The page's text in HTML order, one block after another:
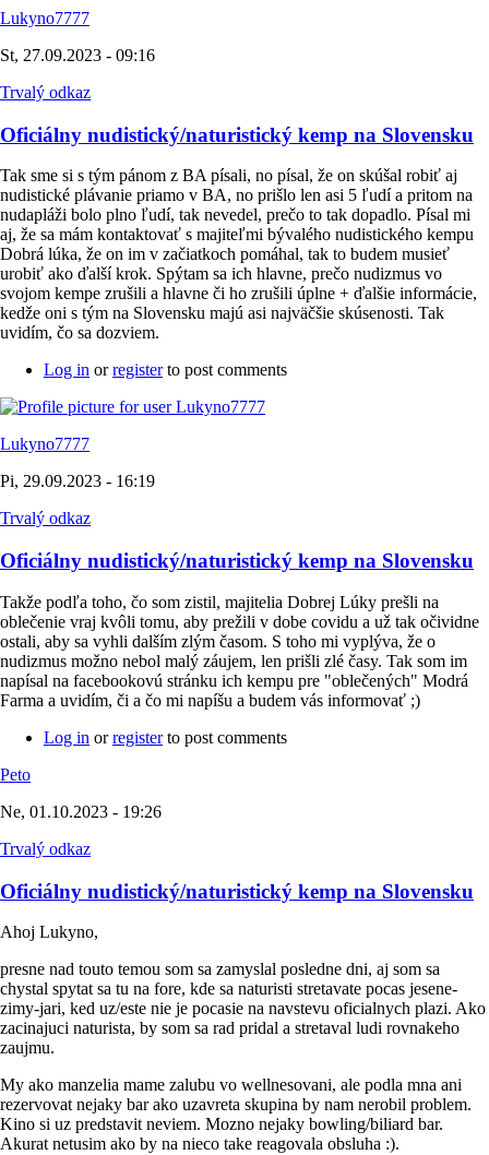
Lukyno7777
St, 27.09.2023 - 09:16
Trvalý odkaz
Oficiálny nudistický/naturistický kemp na Slovensku
Tak sme si s tým pánom z BA písali, no písal, že on skúšal robiť aj
nudistické plávanie priamo v BA, no prišlo len asi 5 ľudí a pritom na
nudapláži bolo plno ľudí, tak nevedel, prečo to tak dopadlo. Písal mi
aj, že sa mám kontaktovať s majiteľmi bývalého nudistického kempu
Dobrá lúka, že on im v začiatkoch pomáhal, tak to budem musieť
urobiť ako ďalší krok. Spýtam sa ich hlavne, prečo nudizmus vo
svojom kempe zrušili a hlavne či ho zrušili úplne + ďalšie informácie,
kedže oni s tým na Slovensku majú asi najväčšie skúsenosti. Tak
uvidím, čo sa dozviem.
Log in orregisterto post comments
Lukyno7777
Pi, 29.09.2023 - 16:19
Trvalý odkaz
Oficiálny nudistický/naturistický kemp na Slovensku
Takže podľa toho, čo som zistil, majitelia Dobrej Lúky prešli na
oblečenie vraj kvôli tomu, aby prežili v dobe covidu a už tak očividne
ostali, aby sa vyhli dalším zlým časom. S toho mi vyplýva, že o
nudizmus možno nebol malý záujem, len prišli zlé časy. Tak som im
napísal na facebookovú stránku ich kempu pre "oblečených" Modrá
Farma a uvidím, či a čo mi napíšu a budem vás informovať ;)
Log in orregisterto post comments
Peto
Ne, 01.10.2023 - 19:26
Trvalý odkaz
Oficiálny nudistický/naturistický kemp na Slovensku
Ahoj Lukyno,
presne nad touto temou som sa zamyslal posledne dni, aj som sa
chystal spytat sa tu na fore, kde sa naturisti stretavate pocas jesene-
zimy-jari, ked uz/este nie je pocasie na navstevu oficialnych plazi. Ako
zacinajuci naturista, by som sa rad pridal a stretaval ludi rovnakeho
zaujmu.
My ako manzelia mame zalubu vo wellnesovani, ale podla mna ani
rezervovat nejaky bar ako uzavreta skupina by nam nerobil problem.
Kino si uz predstavit neviem. Mozno nejaky bowling/biliard bar.
Akurat netusim ako by na nieco take reagovala obsluha :).